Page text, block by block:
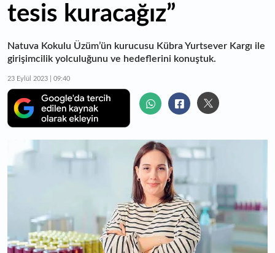
tesis kuracağız”
Natuva Kokulu Üzüm’ün kurucusu Kübra Yurtsever Kargı ile
girişimcilik yolculuğunu ve hedeflerini konuştuk.
23 Eylül 2023 | 09:40